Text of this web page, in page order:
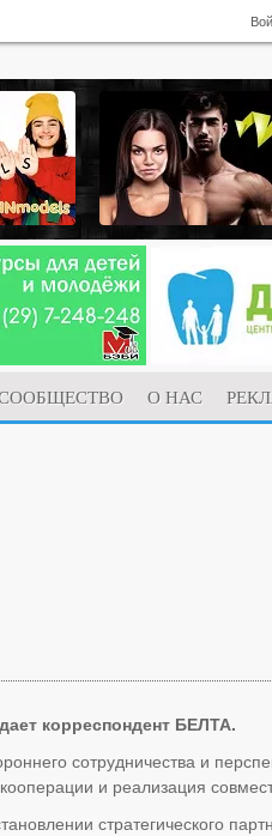
О НАС
корреспондент БЕЛТА.
сотрудничества и
и реализация
стратегического